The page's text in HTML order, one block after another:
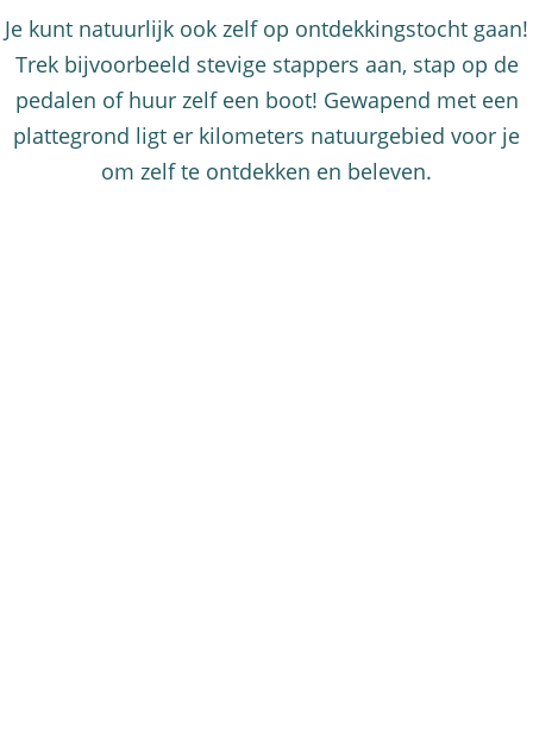
Je kunt natuurlijk ook zelf op ontdekkingstocht gaan!
Trek bijvoorbeeld stevige stappers aan, stap op de
pedalen of huur zelf een boot! Gewapend met een
plattegrond ligt er kilometers natuurgebied voor je
om zelf te ontdekken en beleven.